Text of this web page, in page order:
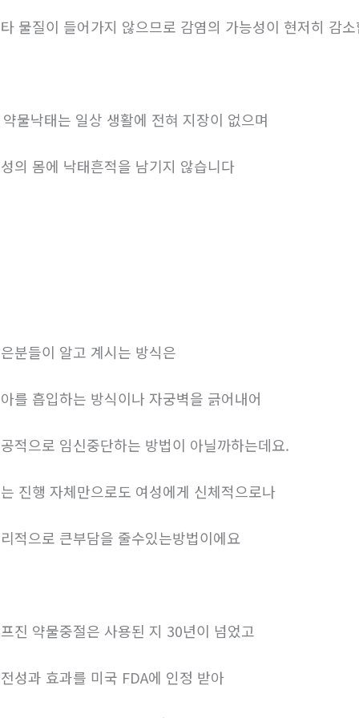
물질이 들어가지 않으므로 감염의 가능성이 현저히 감
물낙태는 일상 생활에 전혀 지장이 없으며
의 몸에 낙태흔적을 남기지 않습니다
분들이 알고 계시는 방식은
를 흡입하는 방식이나 자궁벽을 긁어내어
적으로 임신중단하는 방법이 아닐까하는데요.
진행 자체만으로도 여성에게 신체적으로나
적으로 큰부담을 줄수있는방법이에요
진 약물중절은 사용된 지 30년이 넘었고
성과 효과를 미국 FDA에 인정 받아